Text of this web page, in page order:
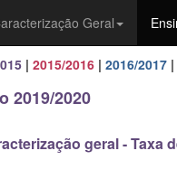
Geral
| 2015/2016| 2016/2017|
2019/2020
geral - Taxa